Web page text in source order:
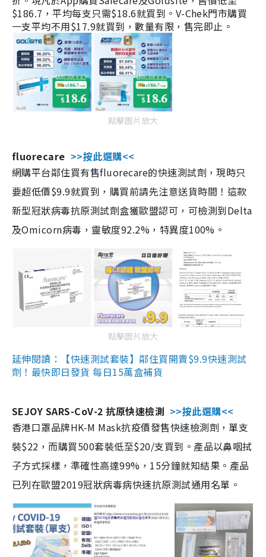
$186.7，平均每支只需$18.6就買到。V-Chek門市購買
一支平均不用$17.9就買到，數量有限，售完即止。
點擊圖片放大
fluorecare >>按此選購<<
網購平台鄰住買有售fluorecare的快速測試劑，現時只
要超低價$9.9就買到，購買前請先注意送貨時間！這款
新型冠狀病毒抗原測試劑盒獲歐盟認可，可檢測到Delta
及Omicorn病毒，靈敏度92.2%，特異度100%。
點擊圖片放大
延伸閱讀：【快速測試套裝】鄰住買開賣$9.9快速測試
劑！最快即日發貨 每日15萬盒補貨
SEJOY SARS-CoV-2 抗原快速檢測 >>按此選購<<
香港口罩品牌HK-M Mask抗疫價發售快速檢測劑，單支
裝$22，而購買500套裝低至$20/支買到。產品以鼻咽拭
子方式採樣，準確性高達99%，15分鐘就知結果。產品
已列在歐盟2019冠狀病毒病快速抗原測試通用名單。